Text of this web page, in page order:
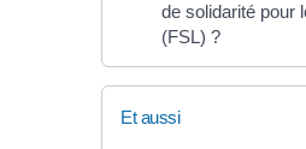
de solidarité pour
(FSL) ?
Et aussi